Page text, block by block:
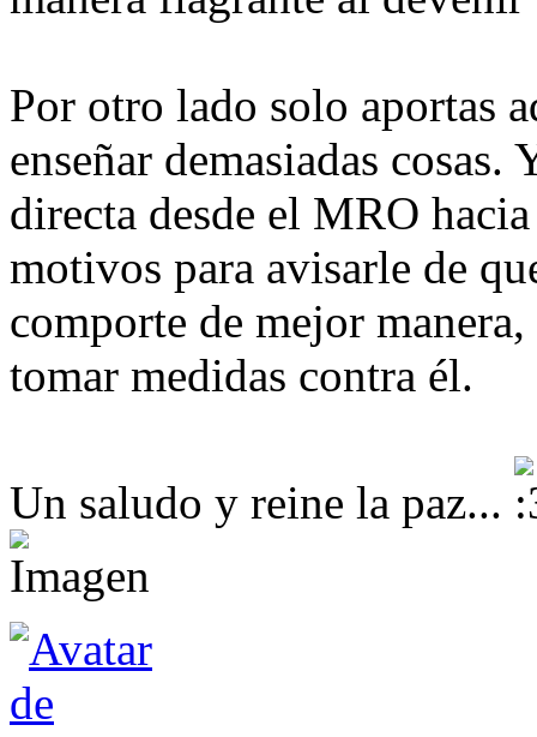
Por otro lado solo aportas
enseñar demasiadas
directa desde el MRO
motivos para avisarle de
comporte de mejor
tomar medidas contra él.
Un saludo y reine la paz...